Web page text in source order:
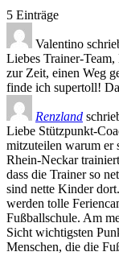
5 Einträge
Valentino
Liebes Trainer-
zur Zeit, einen Weg
finde ich supertoll!
Renzland
Liebe Stützpunkt-
mitzuteilen warum er
Rhein-Neckar
dass die Trainer so
sind nette Kinder
werden tolle
Fußballschule. Am
Sicht wichtigsten
Menschen, die die